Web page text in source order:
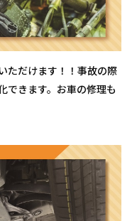
ただけます！！事故の際
できます。お車の修理も